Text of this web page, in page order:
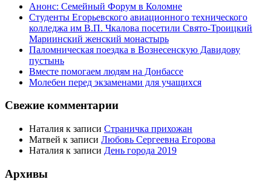
Анонс: Семейный Форум в Коломне
Студенты Егорьевского авиационного технического
колледжа им В.П. Чкалова посетили Свято-Троицкий
Мариинский женский монастырь
Паломническая поездка в Вознесенскую Давидову
пустынь
Вместе помогаем людям на Донбассе
Молебен перед экзаменами для учащихся
Свежие комментарии
Наталия к записи Страничка прихожан
Матвей к записи Любовь Сергеевна Егорова
Наталия к записи День города 2019
Архивы